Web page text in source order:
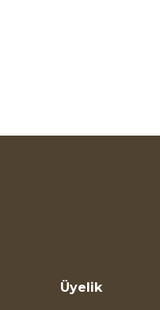
Üyelik